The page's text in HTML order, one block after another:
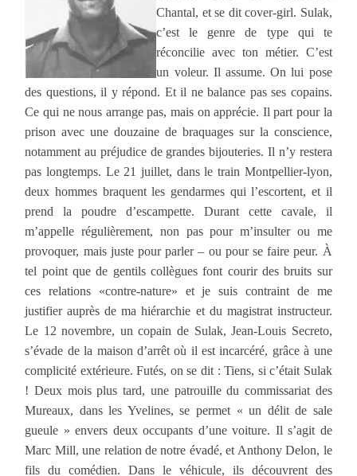
Chantal, et se dit cover-girl. Sulak,
c’est le genre de type qui te
réconcilie avec ton métier. C’est
un voleur. Il assume. On lui pose
des questions, il y répond. Et il ne balance pas ses copains.
Ce qui ne nous arrange pas, mais on apprécie. Il part pour la
prison avec une douzaine de braquages sur la conscience,
notamment au préjudice de grandes bijouteries. Il n’y restera
pas longtemps. Le 21 juillet, dans le train Montpellier-lyon,
deux hommes braquent les gendarmes qui l’escortent, et il
prend la poudre d’escampette. Durant cette cavale, il
m’appelle régulièrement, non pas pour m’insulter ou me
provoquer, mais juste pour parler – ou pour se faire peur. À
tel point que de gentils collègues font courir des bruits sur
ces relations «contre-nature» et je suis contraint de me
justifier auprès de ma hiérarchie et du magistrat instructeur.
Le 12 novembre, un copain de Sulak, Jean-Louis Secreto,
s’évade de la maison d’arrêt où il est incarcéré, grâce à une
complicité extérieure. Futés, on se dit : Tiens, si c’était Sulak
! Deux mois plus tard, une patrouille du commissariat des
Mureaux, dans les Yvelines, se permet « un délit de sale
gueule » envers deux occupants d’une voiture. Il s’agit de
Marc Mill, une relation de notre évadé, et Anthony Delon, le
fils du comédien. Dans le véhicule, ils découvrent des